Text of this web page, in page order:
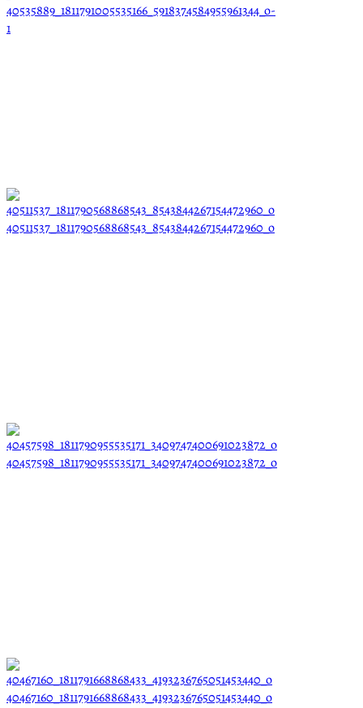
40535889_1811791005535166_5918374584955961344_o-
1
40511537_1811790568868543_8543844267154472960_o
40457598_1811790955535171_3409747400691023872_o
40467160_1811791668868433_4193236765051453440_o